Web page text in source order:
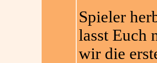
Spieler
lasst Euch
wir die